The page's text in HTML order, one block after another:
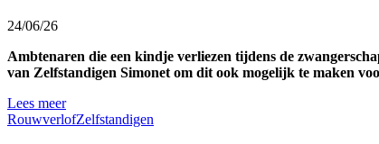
24/06/26
Ambtenaren die een kindje verliezen tijdens de
van Zelfstandigen Simonet om dit ook mogelijk te maken
Lees meer
RouwverlofZelfstandigen